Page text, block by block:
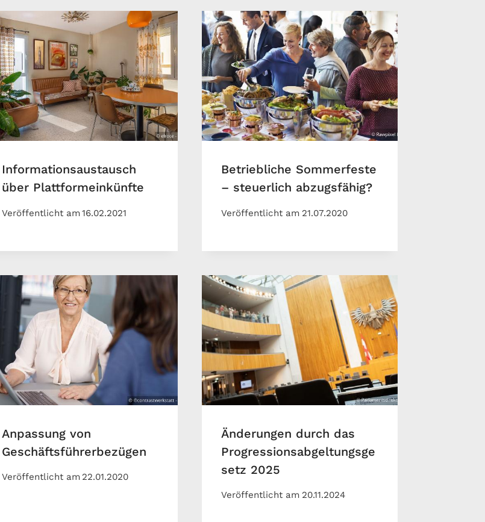
Informationsaustausch
über Plattformeinkünfte
Veröffentlicht am16.02.2021
Betriebliche Sommerfeste
– steuerlich abzugsfähig?
Veröffentlicht am 21.07.2020
Anpassung von
Geschäftsführerbezügen
Veröffentlicht am 22.01.2020
Änderungen durch das
Progressionsabgeltungsge
setz 2025
Veröffentlicht am 20.11.2024